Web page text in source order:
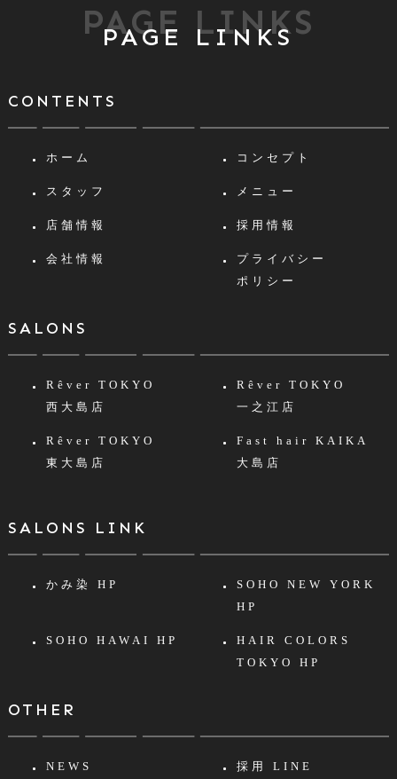
PAGE LINKS
PAGE LINKS
CONTENTS
ホーム コンセプト
スタッフ メニュー
店舗情報 採用情報
会社情報
プライバシー
ポリシー
SALONS
Rêver TOKYO
西大島店
Rêver TOKYO
一之江店
Rêver TOKYO
東大島店
Fast hair KAIKA
大島店
SALONS LINK
かみ染 HP
SOHO NEW YORK
HP
SOHO HAWAI HP
HAIR COLORS
TOKYO HP
OTHER
NEWS 採用 LINE